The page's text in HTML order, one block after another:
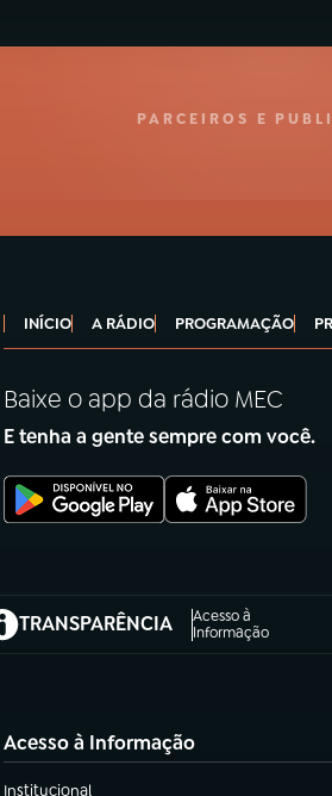
PARCEIROS E
INÍCIO A RÁDIO PROGRAMAÇÃO
Baixe o app da rádio MEC
E tenha a gente sempre com você.
TRANSPARÊNCIA
Acesso à
Informação
em nova aba)
Acesso à Informação
Institucional